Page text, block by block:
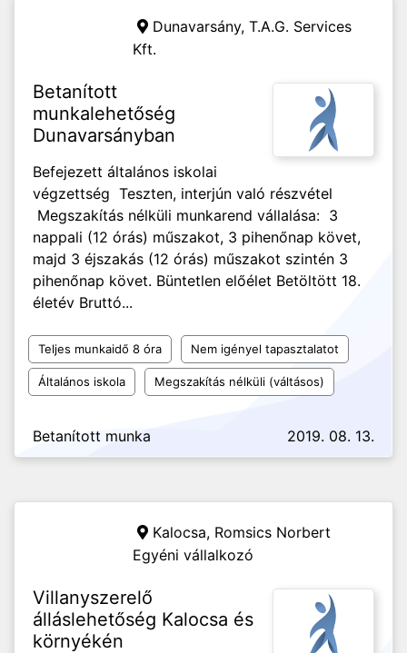
Dunavarsány, T.A.G. Services
Kft.
Betanított
munkalehetőség
Dunavarsányban
Befejezett általános iskolai
végzettség Teszten, interjún való részvétel
Megszakítás nélküli munkarend vállalása: ️ 3
nappali (12 órás) műszakot, 3 pihenőnap követ,
majd 3 éjszakás (12 órás) műszakot szintén 3
pihenőnap követ. Büntetlen előélet Betöltött 18.
életév Bruttó...
Teljes munkaidő 8 óra Nem igényel tapasztalatot
Általános iskola Megszakítás nélküli (váltásos)
Betanított munka 2019. 08. 13.
Kalocsa, Romsics Norbert
Egyéni vállalkozó
Villanyszerelő
álláslehetőség Kalocsa és
környékén